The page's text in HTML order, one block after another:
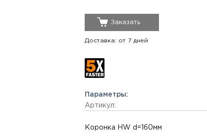
Заказать
Доставка: от 7 дней
Параметры:
Артикул:
Коронка HW d=160мм